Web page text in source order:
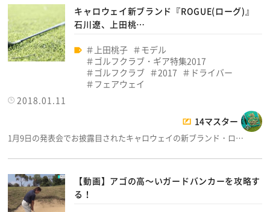
キャロウェイ新ブランド『ROGUE(ローグ)』
石川遼、上田桃…
上田桃子
モデル
ゴルフクラブ・ギア特集2017
ゴルフクラブ
2017
ドライバー
フェアウェイ
2018.01.11
14マスター
1月9日の発表会でお披露目されたキャロウェイの新ブランド・ロ…
【動画】アゴの高～いガードバンカーを攻略す
る！